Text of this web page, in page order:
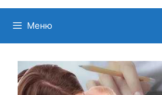
Меню